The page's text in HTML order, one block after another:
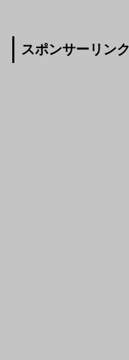
スポンサーリンク